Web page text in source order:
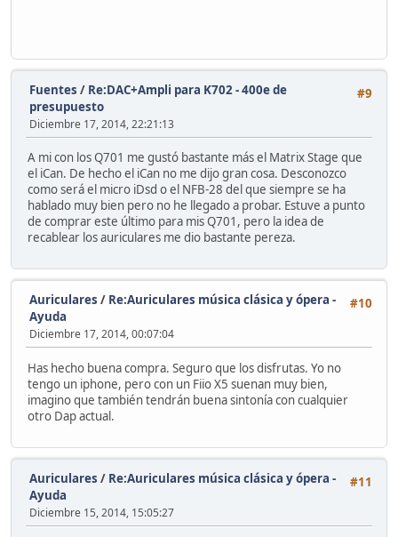
#9
Fuentes / Re:DAC+Ampli para K702 - 400e de
presupuesto
Diciembre 17, 2014, 22:21:13
A mi con los Q701 me gustó bastante más el Matrix Stage que
el iCan. De hecho el iCan no me dijo gran cosa. Desconozco
como será el micro iDsd o el NFB-28 del que siempre se ha
hablado muy bien pero no he llegado a probar. Estuve a punto
de comprar este último para mis Q701, pero la idea de
recablear los auriculares me dio bastante pereza.
#10
Auriculares / Re:Auriculares música clásica y ópera -
Ayuda
Diciembre 17, 2014, 00:07:04
Has hecho buena compra. Seguro que los disfrutas. Yo no
tengo un iphone, pero con un Fiio X5 suenan muy bien,
imagino que también tendrán buena sintonía con cualquier
otro Dap actual.
#11
Auriculares / Re:Auriculares música clásica y ópera -
Ayuda
Diciembre 15, 2014, 15:05:27